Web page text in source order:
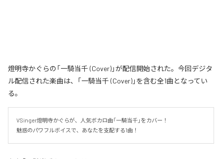
燈明寺かぐらの「一騎当千 (Cover)」が配信開始された。今回デジタ
ル配信された楽曲は、「一騎当千 (Cover)」を含む全1曲となってい
る。
VSinger燈明寺かぐらが、人気ボカロ曲「一騎当千」をカバー！
魅惑のパワフルボイスで、あなたを支配する1曲！